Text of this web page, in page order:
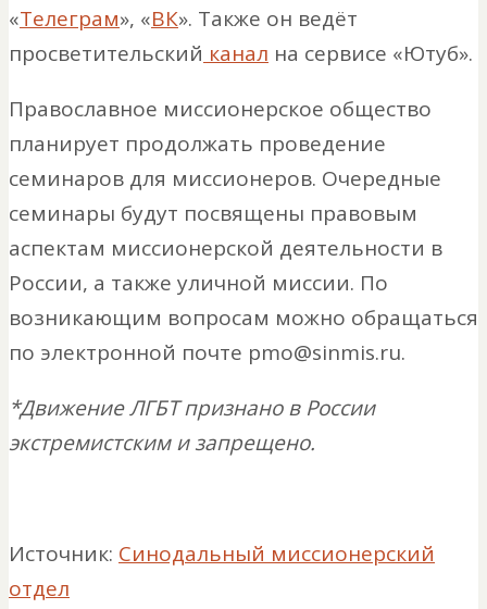
«Телеграм», «ВК». Также он ведёт
просветительский канал на сервисе «Ютуб».
Православное миссионерское общество
планирует продолжать проведение
семинаров для миссионеров. Очередные
семинары будут посвящены правовым
аспектам миссионерской деятельности в
России, а также уличной миссии. По
возникающим вопросам можно обращаться
по электронной почте pmo@sinmis.ru.
*Движение ЛГБТ признано в России
экстремистским и запрещено.
Источник: Синодальный миссионерский
отдел